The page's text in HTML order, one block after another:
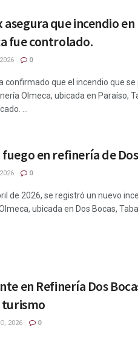
asegura que incendio en
fue controlado.
0
confirmado que el incendio que se
Olmeca, ubicada en Paraíso,
...
en refinería de
0
de 2026, se registró un nuevo
ubicada en Dos Bocas,
en Refinería Dos
2026 0